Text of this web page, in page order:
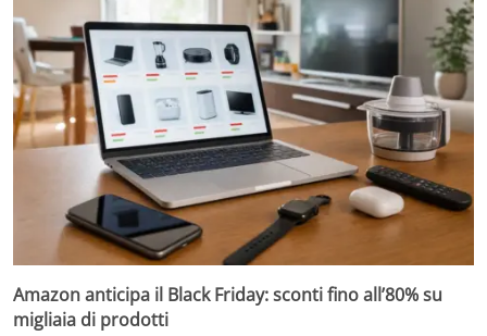
Amazon anticipa il Black Friday: sconti fino all’80% su
migliaia di prodotti